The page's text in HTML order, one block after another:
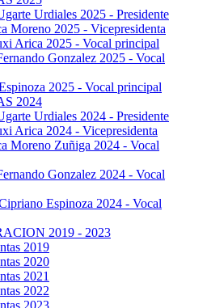
Urdiales 2025 - Presidente
Moreno 2025 - Vicepresidenta
Arica 2025 - Vocal principal
Gonzalez 2025 - Vocal
2025 - Vocal principal
2024
Urdiales 2024 - Presidente
Arica 2024 - Vicepresidenta
Moreno Zuñiga 2024 - Vocal
Gonzalez 2024 - Vocal
Espinoza 2024 - Vocal
2019 - 2023
2019
2020
2021
2022
2023